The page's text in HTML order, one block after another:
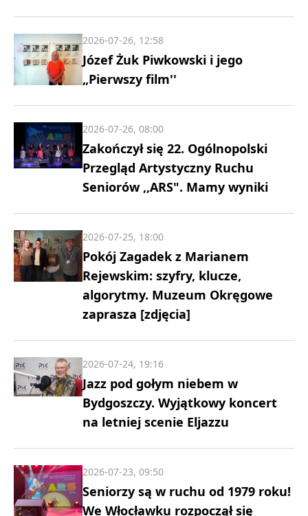
Józef Żuk Piwkowski i jego
„Pierwszy film''
2026-07-26, 12:58
Zakończył się 22. Ogólnopolski
Przegląd Artystyczny Ruchu
Seniorów ,,ARS". Mamy wyniki
2026-07-26, 08:00
Pokój Zagadek z Marianem
Rejewskim: szyfry, klucze,
algorytmy. Muzeum Okręgowe
zaprasza [zdjęcia]
2026-07-25, 18:00
Jazz pod gołym niebem w
Bydgoszczy. Wyjątkowy koncert
na letniej scenie Eljazzu
2026-07-24, 19:16
Seniorzy są w ruchu od 1979 roku!
We Włocławku rozpoczął się
2026-07-23, 09:50